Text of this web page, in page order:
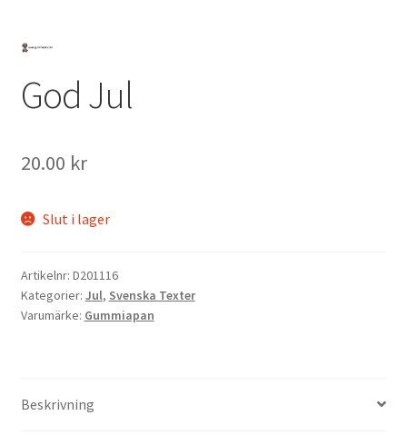
God Jul
20.00 kr
Slut i lager
Artikelnr: D201116
Kategorier: Jul, Svenska Texter
Varumärke: Gummiapan
Beskrivning